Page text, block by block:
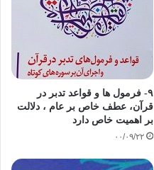
بی مرز معرفت است که هر
آن، بهره‌ها می‌برد. و براستی
۹- فرمول ها و قواعد تدبر در
قرآن، عطف خاص بر عام ، دلالت
بر اهمیت خاص دارد
۰۰/۰۹/۲۲